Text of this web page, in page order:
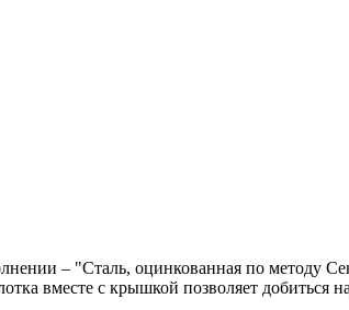
– "Сталь, оцинкованная по методу
вместе с крышкой позволяет добиться